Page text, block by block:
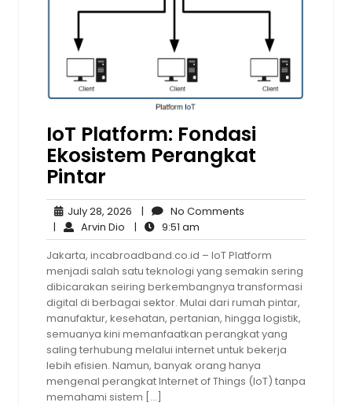
IoT Platform: Fondasi
Ekosistem Perangkat
Pintar
July 28, 2026 July
28,
2026
| No Comments
| Arvin Dio Arvin
Dio
| 9:51 am
am
Jakarta, incabroadband.co.id – IoT Platform
menjadi salah satu teknologi yang semakin sering
dibicarakan seiring berkembangnya transformasi
digital di berbagai sektor. Mulai dari rumah pintar,
manufaktur, kesehatan, pertanian, hingga logistik,
semuanya kini memanfaatkan perangkat yang
saling terhubung melalui internet untuk bekerja
lebih efisien. Namun, banyak orang hanya
mengenal perangkat Internet of Things (IoT) tanpa
memahami sistem […]